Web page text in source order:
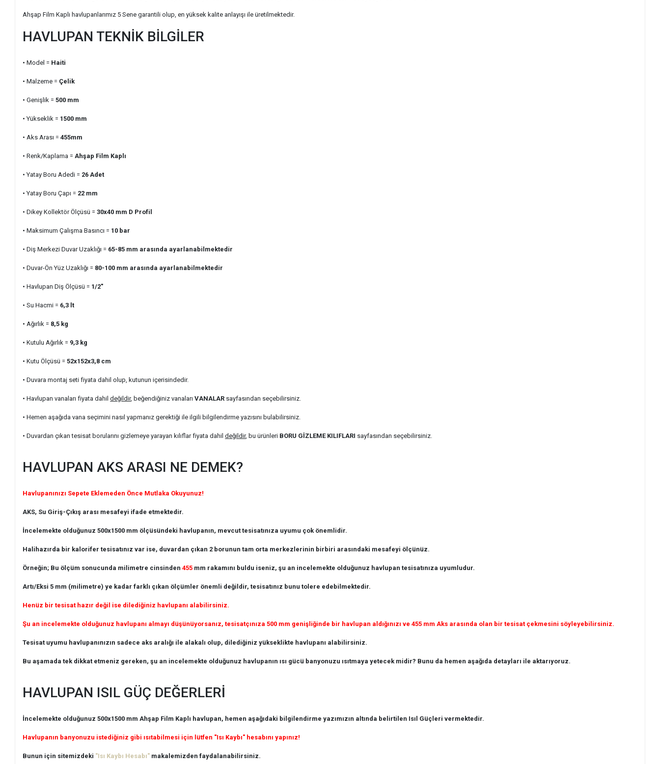
Ahşap Film Kaplı havlupanlarımız 5 Sene garantili olup, en yüksek kalite anlayışı ile üretilmektedir.
HAVLUPAN TEKNİK BİLGİLER
• Model = Haiti
• Malzeme = Çelik
• Genişlik =500 mm
• Yükseklik = 1500 mm
• Aks Arası =455mm
• Renk/Kaplama = Ahşap Film Kaplı
• Yatay Boru Adedi = 26 Adet
• Yatay Boru Çapı = 22 mm
• Dikey Kollektör Ölçüsü =30x40 mm D Profil
• Maksimum Çalışma Basıncı = 10 bar
• Diş Merkezi Duvar Uzaklığı = 65-85 mm arasında ayarlanabilmektedir
• Duvar-Ön Yüz Uzaklığı = 80-100 mm arasında ayarlanabilmektedir
• Havlupan Diş Ölçüsü = 1/2"
• Su Hacmi = 6,3 lt
• Ağırlık = 8,5 kg
• Kutulu Ağırlık = 9,3 kg
• Kutu Ölçüsü =52x152x3,8 cm
• Duvara montaj seti fiyata dahil olup, kutunun içerisindedir.
• Havlupan vanaları fiyata dahildeğildir, beğendiğiniz vanalarıVANALAR sayfasından seçebilirsiniz.
• Hemen aşağıda vana seçimini nasıl yapmanız gerektiği ile ilgili bilgilendirme yazısını bulabilirsiniz.
• Duvardan çıkan tesisat borularını gizlemeye yarayan kılıflar fiyata dahildeğildir, bu ürünleri BORU GİZLEME KILIFLARI sayfasından seçebilirsiniz.
HAVLUPAN AKS ARASI NE DEMEK?
Havlupanınızı Sepete Eklemeden Önce Mutlaka Okuyunuz!
AKS, Su Giriş-Çıkış arası mesafeyi ifade etmektedir.
İncelemekte olduğunuz 500x1500 mm ölçüsündeki havlupanın, mevcut tesisatınıza uyumu çok önemlidir.
Halihazırda bir kalorifer tesisatınız var ise, duvardan çıkan 2 borunun tam orta merkezlerinin birbiri arasındaki mesafeyi ölçünüz.
Örneğin; Bu ölçüm sonucunda milimetre cinsinden455 mm rakamını buldu iseniz, şu an incelemekte olduğunuz havlupan tesisatınıza uyumludur.
Artı/Eksi 5 mm (milimetre) ye kadar farklı çıkan ölçümler önemli değildir, tesisatınız bunu tolere edebilmektedir.
Henüz bir tesisat hazır değil ise dilediğiniz havlupanı alabilirsiniz.
Şu an incelemekte olduğunuz havlupanı almayı düşünüyorsanız, tesisatçınıza 500 mm genişliğinde bir havlupan aldığınızı ve 455 mm Aks arasında olan bir tesisat çekmesini söyleyebilirsiniz.
Tesisat uyumu havlupanınızın sadece aks aralığı ile alakalı olup, dilediğiniz yükseklikte havlupanı alabilirsiniz.
Bu aşamada tek dikkat etmeniz gereken, şu an incelemekte olduğunuz havlupanın ısı gücü banyonuzu ısıtmaya yetecek midir? Bunu da hemen aşağıda detayları ile aktarıyoruz.
HAVLUPAN ISIL GÜÇ DEĞERLERİ
İncelemekte olduğunuz 500x1500 mm Ahşap Film Kaplı havlupan, hemen aşağıdaki bilgilendirme yazımızın altında belirtilen Isıl Güçleri vermektedir.
Havlupanın banyonuzu istediğiniz gibi ısıtabilmesi için lütfen "Isı Kaybı" hesabını yapınız!
Bunun için sitemizdeki "Isı Kaybı Hesabı" makalemizden faydalanabilirsiniz.